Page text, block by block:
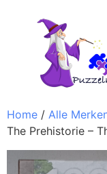
Home / Alle
The Prehistorie –